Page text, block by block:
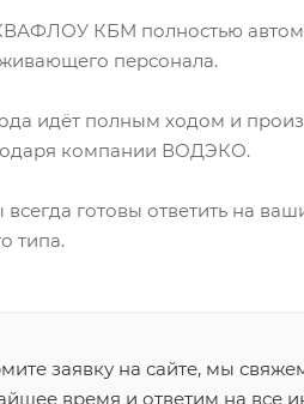
КБМ полностью
персонала.
идёт полным ходом и
компании ВОДЭКО.
готовы ответить на
типа.
заявку на сайте, мы
время и ответим на все